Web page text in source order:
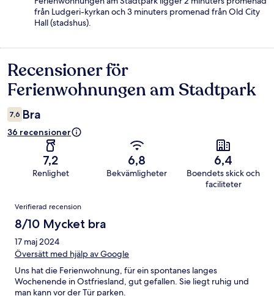
från Ludgeri-kyrkan och 3 minuters promenad från Old City
Hall (stadshus).
Recensioner
Recensioner för
Ferienwohnungen am Stadtpark
7,6 Bra
36 recensioner
7,2
Renlighet
6,8
Bekvämligheter
6,4
Boendets skick och
faciliteter
Recensioner
Verifierad recension
8/10 Mycket bra
17 maj 2024
Översätt med hjälp av Google
Uns hat die Ferienwohnung, für ein spontanes langes
Wochenende in Ostfriesland, gut gefallen. Sie liegt ruhig und
man kann vor der Tür parken.